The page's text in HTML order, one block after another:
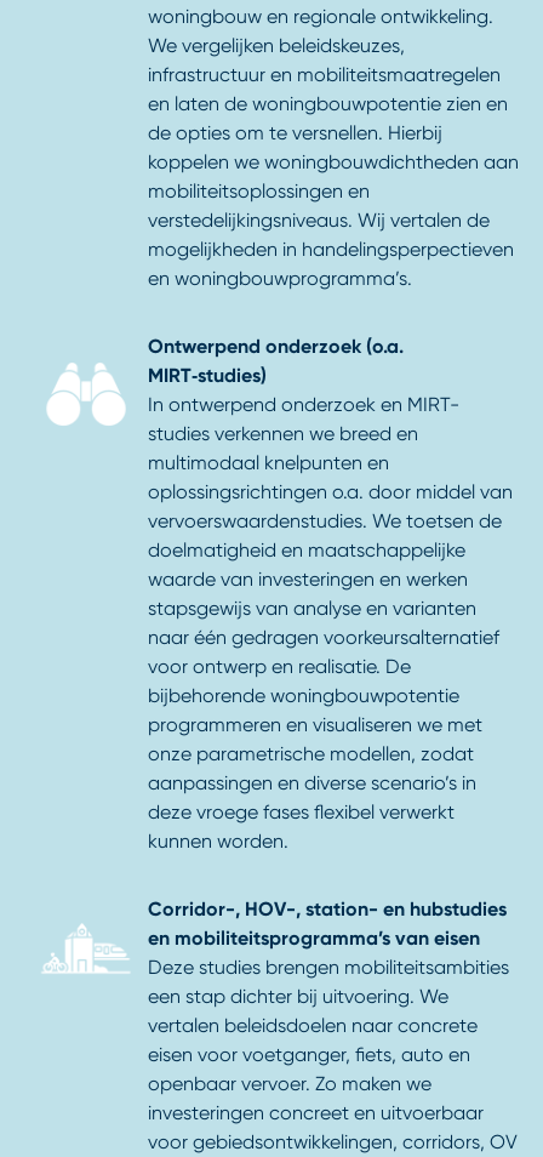
woningbouw en regionale ontwikkeling.
We vergelijken beleidskeuzes,
infrastructuur en mobiliteitsmaatregelen
en laten de woningbouwpotentie zien en
de opties om te versnellen. Hierbij
koppelen we woningbouwdichtheden aan
mobiliteitsoplossingen en
verstedelijkingsniveaus. Wij vertalen de
mogelijkheden in handelingsperpectieven
en woningbouwprogramma’s.
Ontwerpend onderzoek (o.a.
MIRT‑studies)
In ontwerpend onderzoek en MIRT-
studies verkennen we breed en
multimodaal knelpunten en
oplossingsrichtingen o.a. door middel van
vervoerswaardenstudies. We toetsen de
doelmatigheid en maatschappelijke
waarde van investeringen en werken
stapsgewijs van analyse en varianten
naar één gedragen voorkeursalternatief
voor ontwerp en realisatie. De
bijbehorende woningbouwpotentie
programmeren en visualiseren we met
onze parametrische modellen, zodat
aanpassingen en diverse scenario’s in
deze vroege fases flexibel verwerkt
kunnen worden.
Corridor-, HOV-, station- en hubstudies
en mobiliteitsprogramma’s van eisen
Deze studies brengen mobiliteitsambities
een stap dichter bij uitvoering. We
vertalen beleidsdoelen naar concrete
eisen voor voetganger, fiets, auto en
openbaar vervoer. Zo maken we
investeringen concreet en uitvoerbaar
voor gebiedsontwikkelingen, corridors, OV